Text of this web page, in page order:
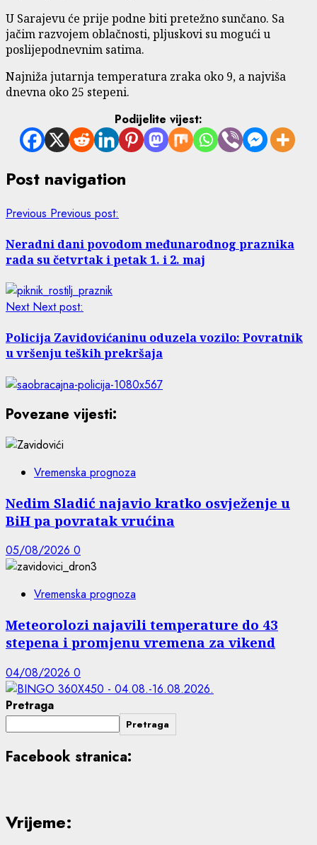
U Sarajevu će prije podne biti pretežno sunčano. Sa
jačim razvojem oblačnosti, pljuskovi su mogući u
poslijepodnevnim satima.
Najniža jutarnja temperatura zraka oko 9, a najviša
dnevna oko 25 stepeni.
Podijelite vijest:
Post navigation
Previous Previous post:
Neradni dani povodom međunarodnog praznika
rada su četvrtak i petak 1. i 2. maj
Next Next post:
Policija Zavidovićaninu oduzela vozilo: Povratnik
u vršenju teških prekršaja
Povezane vijesti:
Vremenska prognoza
Nedim Sladić najavio kratko osvježenje u
BiH pa povratak vrućina
05/08/2026 0
Vremenska prognoza
Meteorolozi najavili temperature do 43
stepena i promjenu vremena za vikend
04/08/2026 0
Pretraga
Pretraga
Facebook stranica:
Vrijeme: